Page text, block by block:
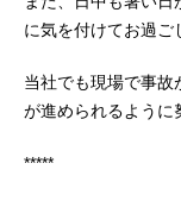
に気を付けてお過ご
当社でも現場で事故
が進められるように
*****